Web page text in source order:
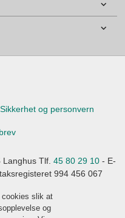
Sikkerhet og personvern
Tlf. 45 80 29 10- E-
994 456 067
slik at
og